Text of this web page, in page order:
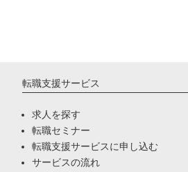
転職支援サービス
求人を探す
転職セミナー
転職支援サービスに申し込む
サービスの流れ